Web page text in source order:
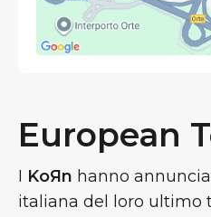
European
I KoЯn hanno
italiana del loro ultimo